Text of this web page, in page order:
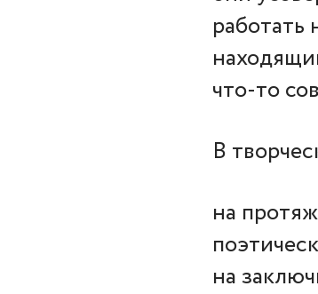
что-то
В
на
на